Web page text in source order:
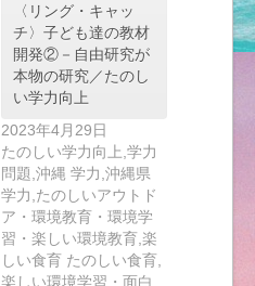
〈リング・キャッ
チ〉子ども達の教材
開発②－自由研究が
本物の研究／たのし
い学力向上
2023年4月29日
たのしい学力向上,学力
問題,沖縄 学力,沖縄県
学力,たのしいアウトド
ア・環境教育・環境学
習・楽しい環境教育,楽
しい食育 たのしい食育,
楽しい環境学習・面白